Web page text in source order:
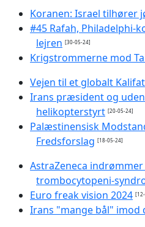
Koranen: Israel tilhører
#45 Rafah, Philadelphi-
lejren [30-05-24]
Krigstrommerne mod
Vejen til et globalt Kalifat
Irans præsident og
helikopterstyrt [20-05-24]
Palæstinensisk
Fredsforslag [18-05-24]
AstraZeneca
trombocytopeni-
Euro freak vision 2024
Irans "mange bål" imod